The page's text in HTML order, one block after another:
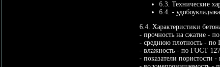
6.3. Технические
6.4. -
6.4. Характеристики
- прочность на сжатие -
- среднюю плотность -
- влажность - по ГОСТ
- показатели пористости